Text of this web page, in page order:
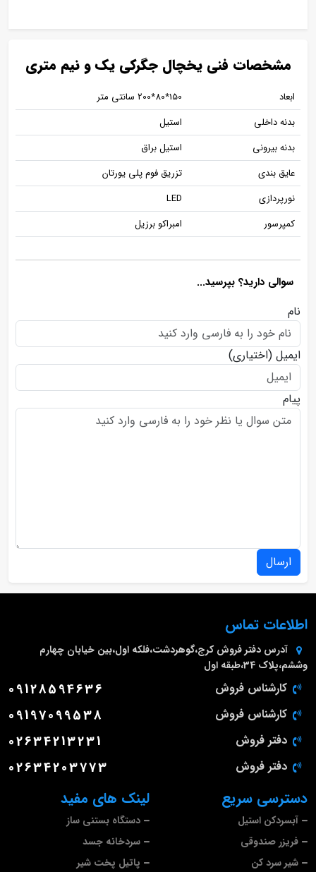
مشخصات فنی یخچال جگرکی یک و نیم متری
ابعاد
150٭80٭200 سانتی متر
بدنه داخلی
استیل
بدنه بیرونی
استیل براق
عایق بندی
تزریق فوم پلی یورتان
نورپردازی
LED
کمپرسور
امبراکو برزیل
سوالی دارید؟ بپرسید...
نام
ایمیل (اختیاری)
پیام
ارسال
لینک های مفید
دستگاه بستنی ساز
سردخانه جسد
پاتیل پخت شیر
دسترسی سریع
آبسردکن استیل
فریزر صندوقی
شیر سرد کن
اطلاعات تماس
آدرس دفتر فروش کرج،گوهردشت،فلکه اول،بین خیابان چهارم
وششم،پلاک 34،طبقه اول
کارشناس فروش 09128594636
کارشناس فروش 09197099538
دفتر فروش 02634213231
دفتر فروش 02634203773